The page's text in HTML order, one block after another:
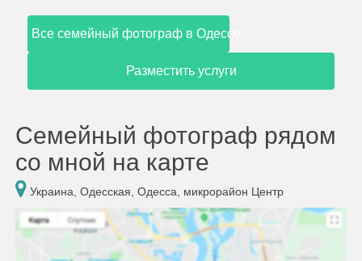
Все семейный фотограф в Одессе
Разместить услуги
Семейный фотограф рядом
со мной на карте
Украина, Одесская, Одесса, микрорайон Центр